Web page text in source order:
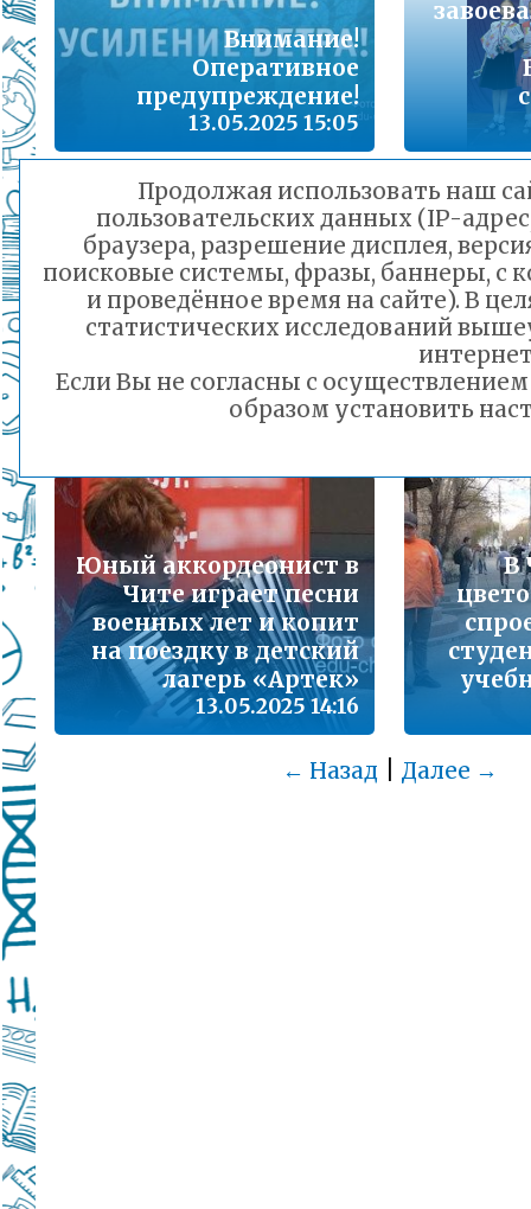
Подробнее...
Телефон горячей линии по вопросам
проведения государственной итоговой
образовательным программам основного
образования и среднего общего
Порядок предоставления льготного
малоимущих семей
Подробнее...
Горячая линия по вопросам школьного
30-21
дошкольного образования и тел 32-41-13
Подробнее...
Внимание!
Оперативное
предупреждение!
13.05.2025 15:05
«Каждое письмо — до
слёз»: как детские
послания
военных
13.05.2025 14:17
Во
итоги
Юный аккордеонист в
Чите играет песни
военных лет и копит
на поездку в детский
лагерь «Артек»
13.05.2025 14:16
В
← Назад| Далее →
Продолжая использовать наш
пользовательских данных (IP-
браузера, разрешение дисплея,
поисковые системы, фразы, баннеры, с
и проведённое время на сайте). В
статистических исследований
Если Вы не согласны с
образом установить